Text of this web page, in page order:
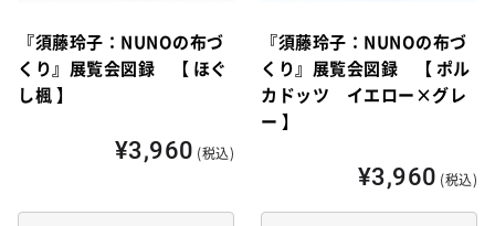
『須藤玲子：NUNOの布づ
くり』展覧会図録 【 ほぐ
し楓 】
¥3,960 (税込)
『須藤玲子：NUNOの布づ
くり』展覧会図録 【 ポル
カドッツ イエロー×グレ
ー 】
¥3,960 (税込)